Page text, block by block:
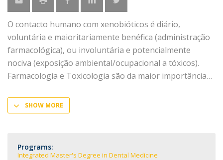
O contacto humano com xenobióticos é diário,
voluntária e maioritariamente benéfica (administração
farmacológica), ou involuntária e potencialmente
nociva (exposição ambiental/ocupacional a tóxicos).
Farmacologia e Toxicologia são da maior importância
SHOW MORE
Programs:
Integrated Master's Degree in Dental Medicine